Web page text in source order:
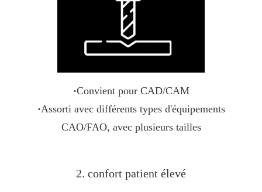
·Convient pour CAD/CAM
·Assorti avec différents types d'équipements
CAO/FAO, avec plusieurs tailles
2. confort patient élevé